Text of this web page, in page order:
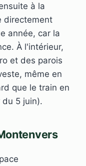
à la
directement
année, car la
À l'intérieur,
et des parois
même en
que le train en
5 juin).